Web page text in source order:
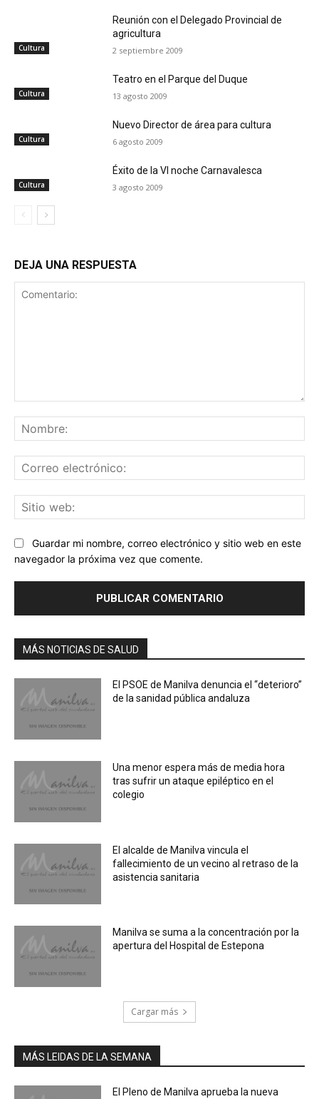
Cultura
Reunión con el Delegado Provincial de
agricultura
2 septiembre 2009
Cultura
Teatro en el Parque del Duque
13 agosto 2009
Cultura
Nuevo Director de área para cultura
6 agosto 2009
Cultura
Éxito de la VI noche Carnavalesca
3 agosto 2009
DEJA UNA RESPUESTA
Guardar mi nombre, correo electrónico y sitio web en este
navegador la próxima vez que comente.
MÁS NOTICIAS DE SALUD
El PSOE de Manilva denuncia el “deterioro”
de la sanidad pública andaluza
Una menor espera más de media hora
tras sufrir un ataque epiléptico en el
colegio
El alcalde de Manilva vincula el
fallecimiento de un vecino al retraso de la
asistencia sanitaria
Manilva se suma a la concentración por la
apertura del Hospital de Estepona
Cargar más
MÁS LEIDAS DE LA SEMANA
El Pleno de Manilva aprueba la nueva